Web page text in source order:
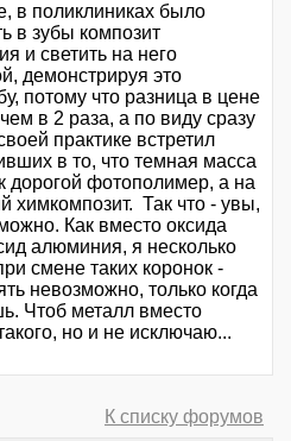
в поликлиниках было
в зубы композит
и светить на него
демонстрируя это
потому что разница в цене
в 2 раза, а по виду сразу
практике встретил
в то, что темная масса
дорогой фотополимер, а на
Так что - увы,
Как вместо оксида
алюминия, я несколько
смене таких коронок -
невозможно, только когда
Чтоб металл вместо
но и не исключаю...
К списку форумов